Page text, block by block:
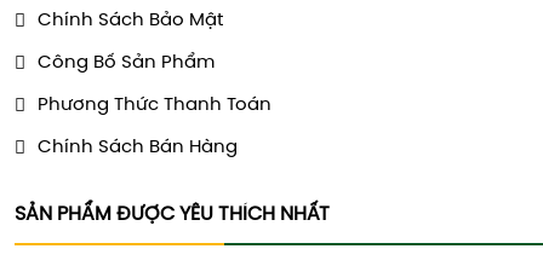
Chính Sách Bảo Mật
Công Bố Sản Phẩm
Phương Thức Thanh Toán
Chính Sách Bán Hàng
SẢN PHẨM ĐƯỢC YÊU THÍCH NHẤT